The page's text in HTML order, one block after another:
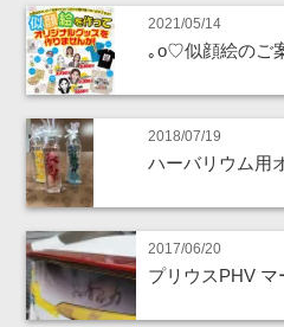
2021/05/14
｡o♡似顔絵のご
2018/07/19
ハーバリウム用
2017/06/20
プリウスPHV マ